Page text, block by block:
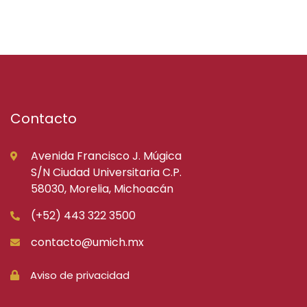
Contacto
Avenida Francisco J. Múgica
S/N Ciudad Universitaria C.P.
58030, Morelia, Michoacán
(+52) 443 322 3500
contacto@umich.mx
Aviso de privacidad